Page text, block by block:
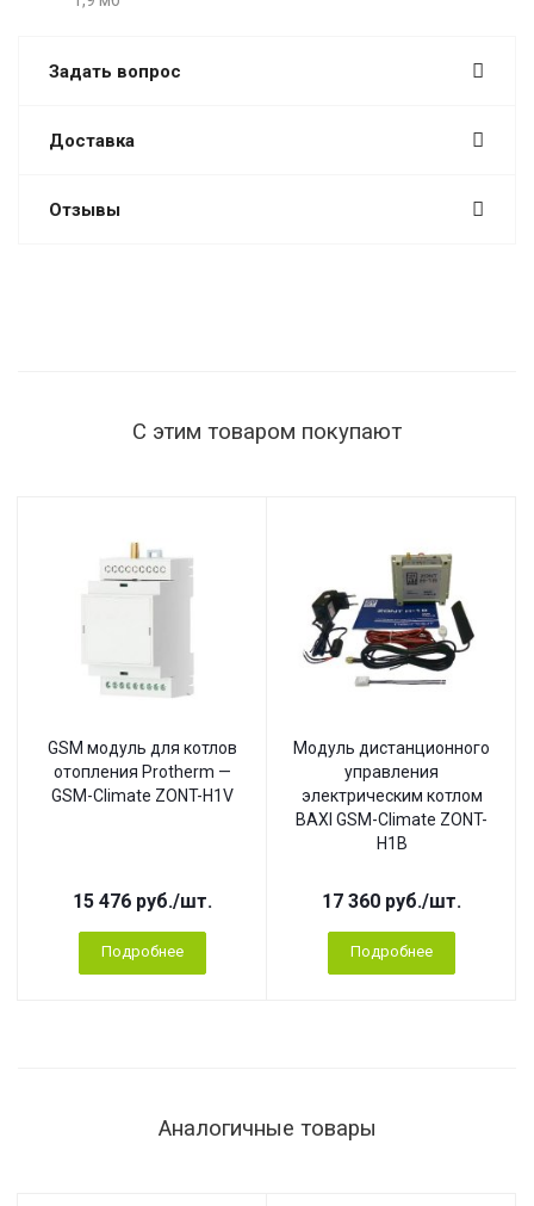
Задать вопрос
Доставка
Отзывы
С этим товаром покупают
GSM модуль для котлов
отопления Protherm —
GSM-Climate ZONT-H1V
15 476 руб./шт.
Подробнее
Модуль дистанционного
управления
электрическим котлом
BAXI GSM-Climate ZONT-
H1B
17 360 руб./шт.
Подробнее
Аналогичные товары